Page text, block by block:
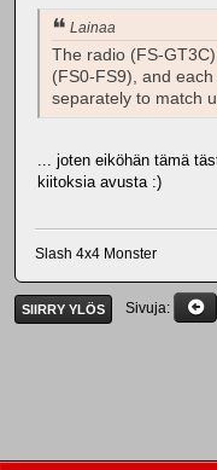
Lainaa
The radio (FS-
(FS0-FS9), and
separately to match
... joten eiköhän tämä
kiitoksia avusta :)
Slash 4x4 Monster
SIIRRY YLÖS Sivuja